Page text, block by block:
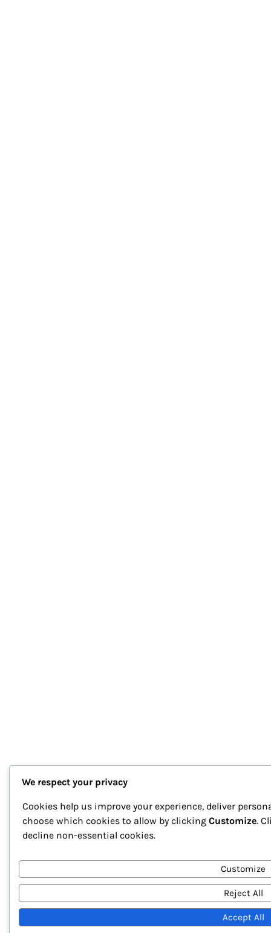
We respect your privacy
Cookies help us improve your experience, deliver
choose which cookies to allow by clicking Customize.
decline non-essential cookies.
Customize
Reject All
Accept All